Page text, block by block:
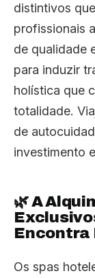
distintivos
profissionais
de qualidade
para induzir
holística que
totalidade.
de
investimento
🌿 A
Encontra
Os spas